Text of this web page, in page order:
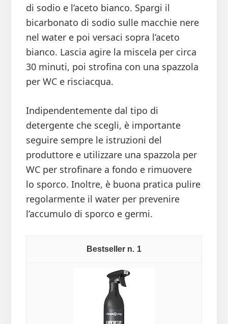
di sodio e l’aceto bianco. Spargi il
bicarbonato di sodio sulle macchie nere
nel water e poi versaci sopra l’aceto
bianco. Lascia agire la miscela per circa
30 minuti, poi strofina con una spazzola
per WC e risciacqua.
Indipendentemente dal tipo di
detergente che scegli, è importante
seguire sempre le istruzioni del
produttore e utilizzare una spazzola per
WC per strofinare a fondo e rimuovere
lo sporco. Inoltre, è buona pratica pulire
regolarmente il water per prevenire
l’accumulo di sporco e germi.
1